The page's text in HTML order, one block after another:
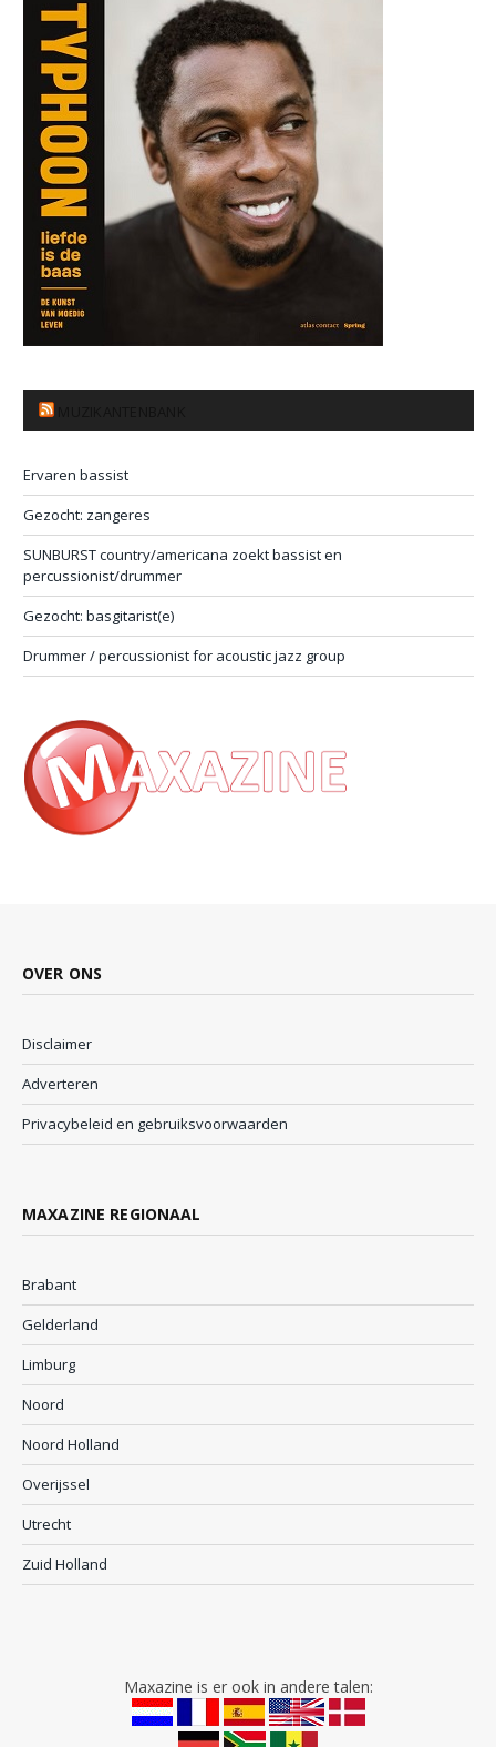
Ervaren bassist
Gezocht: zangeres
SUNBURST country/americana zoekt bassist en
percussionist/drummer
Gezocht: basgitarist(e)
Drummer / percussionist for acoustic jazz group
OVER ONS
Disclaimer
Adverteren
Privacybeleid en gebruiksvoorwaarden
MAXAZINE REGIONAAL
Brabant
Gelderland
Limburg
Noord
Noord Holland
Overijssel
Utrecht
Zuid Holland
Maxazine is er ook in andere talen: